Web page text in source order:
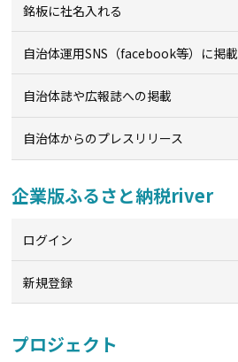
銘板に社名入れる
自治体運用SNS（facebook等）に掲載
自治体誌や広報誌への掲載
自治体からのプレスリリース
企業版ふるさと納税river
ログイン
新規登録
プロジェクト